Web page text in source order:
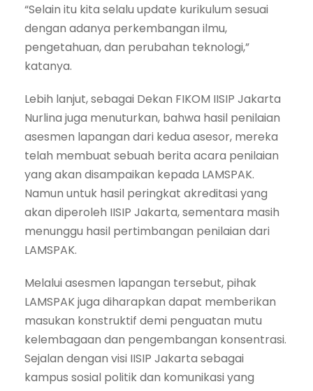
“Selain itu kita selalu update kurikulum sesuai
dengan adanya perkembangan ilmu,
pengetahuan, dan perubahan teknologi,”
katanya.
Lebih lanjut, sebagai Dekan FIKOM IISIP Jakarta
Nurlina juga menuturkan, bahwa hasil penilaian
asesmen lapangan dari kedua asesor, mereka
telah membuat sebuah berita acara penilaian
yang akan disampaikan kepada LAMSPAK.
Namun untuk hasil peringkat akreditasi yang
akan diperoleh IISIP Jakarta, sementara masih
menunggu hasil pertimbangan penilaian dari
LAMSPAK.
Melalui asesmen lapangan tersebut, pihak
LAMSPAK juga diharapkan dapat memberikan
masukan konstruktif demi penguatan mutu
kelembagaan dan pengembangan konsentrasi.
Sejalan dengan visi IISIP Jakarta sebagai
kampus sosial politik dan komunikasi yang